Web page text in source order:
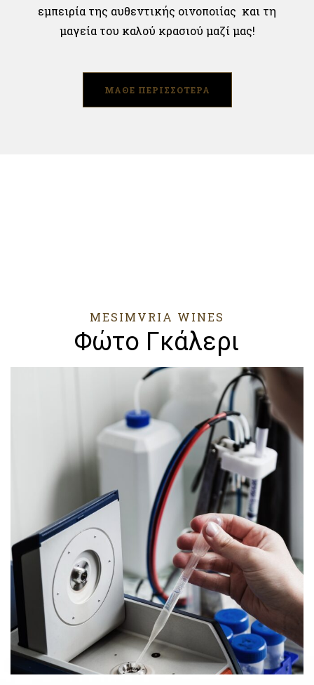
εμπειρία της αυθεντικής οινοποιίας και τη
μαγεία του καλού κρασιού μαζί μας!
ΜΑΘΕ ΠΕΡΙΣΣΟΤΕΡΑ
MESIMVRIA WINES
Φώτο Γκάλερι